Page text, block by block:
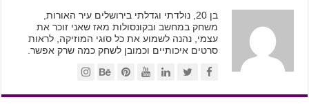
בן 20, נולדתי וגדלתי בירושלים עיר האורות,
משחק במחשב ובקונסולות מאז שאני זוכר את
עצמי, נהנה לשמוע את כל סוגי המוזיקה, לראות
סרטים איכותיים וכמובן לשחק כמה שרק אפשר.